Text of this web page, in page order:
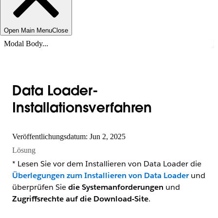
Open Main MenuClose
Modal Body...
Data Loader-
Installationsverfahren
Veröffentlichungsdatum: Jun 2, 2025
Lösung
* Lesen Sie vor dem Installieren von Data Loader die
Überlegungen zum Installieren von Data Loaderund
überprüfen Siedie Systemanforderungen und
Zugriffsrechteauf die Download-Site.